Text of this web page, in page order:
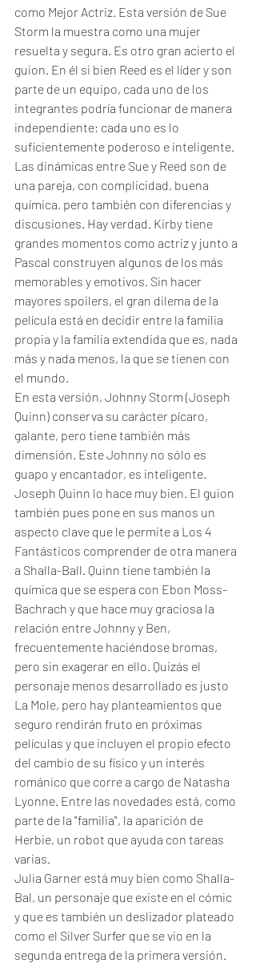
como Mejor Actriz. Esta versión de Sue
Storm la muestra como una mujer
resuelta y segura. Es otro gran acierto el
guion. En él si bien Reed es el líder y son
parte de un equipo, cada uno de los
integrantes podría funcionar de manera
independiente; cada uno es lo
suficientemente poderoso e inteligente.
Las dinámicas entre Sue y Reed son de
una pareja, con complicidad, buena
química, pero también con diferencias y
discusiones. Hay verdad. Kirby tiene
grandes momentos como actriz y junto a
Pascal construyen algunos de los más
memorables y emotivos. Sin hacer
mayores spoilers, el gran dilema de la
película está en decidir entre la familia
propia y la familia extendida que es, nada
más y nada menos, la que se tienen con
el mundo.
En esta versión, Johnny Storm (Joseph
Quinn) conserva su carácter pícaro,
galante, pero tiene también más
dimensión. Este Johnny no sólo es
guapo y encantador, es inteligente.
Joseph Quinn lo hace muy bien. El guion
también pues pone en sus manos un
aspecto clave que le permite a Los 4
Fantásticos comprender de otra manera
a Shalla-Ball. Quinn tiene también la
química que se espera con Ebon Moss-
Bachrach y que hace muy graciosa la
relación entre Johnny y Ben,
frecuentemente haciéndose bromas,
pero sin exagerar en ello. Quizás el
personaje menos desarrollado es justo
La Mole, pero hay planteamientos que
seguro rendirán fruto en próximas
películas y que incluyen el propio efecto
del cambio de su físico y un interés
románico que corre a cargo de Natasha
Lyonne. Entre las novedades está, como
parte de la "familia", la aparición de
Herbie, un robot que ayuda con tareas
varias.
Julia Garner está muy bien como Shalla-
Bal, un personaje que existe en el cómic
y que es también un deslizador plateado
como el Silver Surfer que se vio en la
segunda entrega de la primera versión.